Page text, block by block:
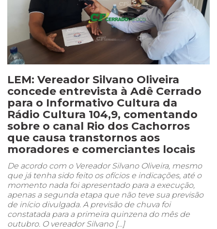
LEM: Vereador Silvano Oliveira
concede entrevista à Adê Cerrado
para o Informativo Cultura da
Rádio Cultura 104,9, comentando
sobre o canal Rio dos Cachorros
que causa transtornos aos
moradores e comerciantes locais
De acordo com o Vereador Silvano Oliveira, mesmo
que já tenha sido feito os ofícios e indicações, até o
momento nada foi apresentado para a execução,
apenas a segunda etapa que não teve sua previsão
de início divulgada. A previsão de chuva foi
constatada para a primeira quinzena do mês de
outubro. O vereador Silvano […]